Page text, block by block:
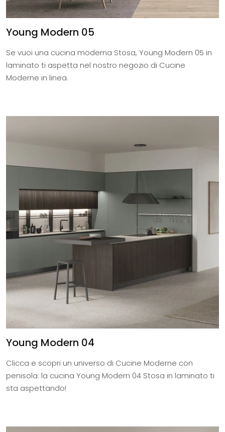
Young Modern 05
Se vuoi una cucina moderna Stosa, Young Modern 05 in
laminato ti aspetta nel nostro negozio di Cucine
Moderne in linea.
Young Modern 04
Clicca e scopri un universo di Cucine Moderne con
penisola: la cucina Young Modern 04 Stosa in laminato ti
sta aspettando!